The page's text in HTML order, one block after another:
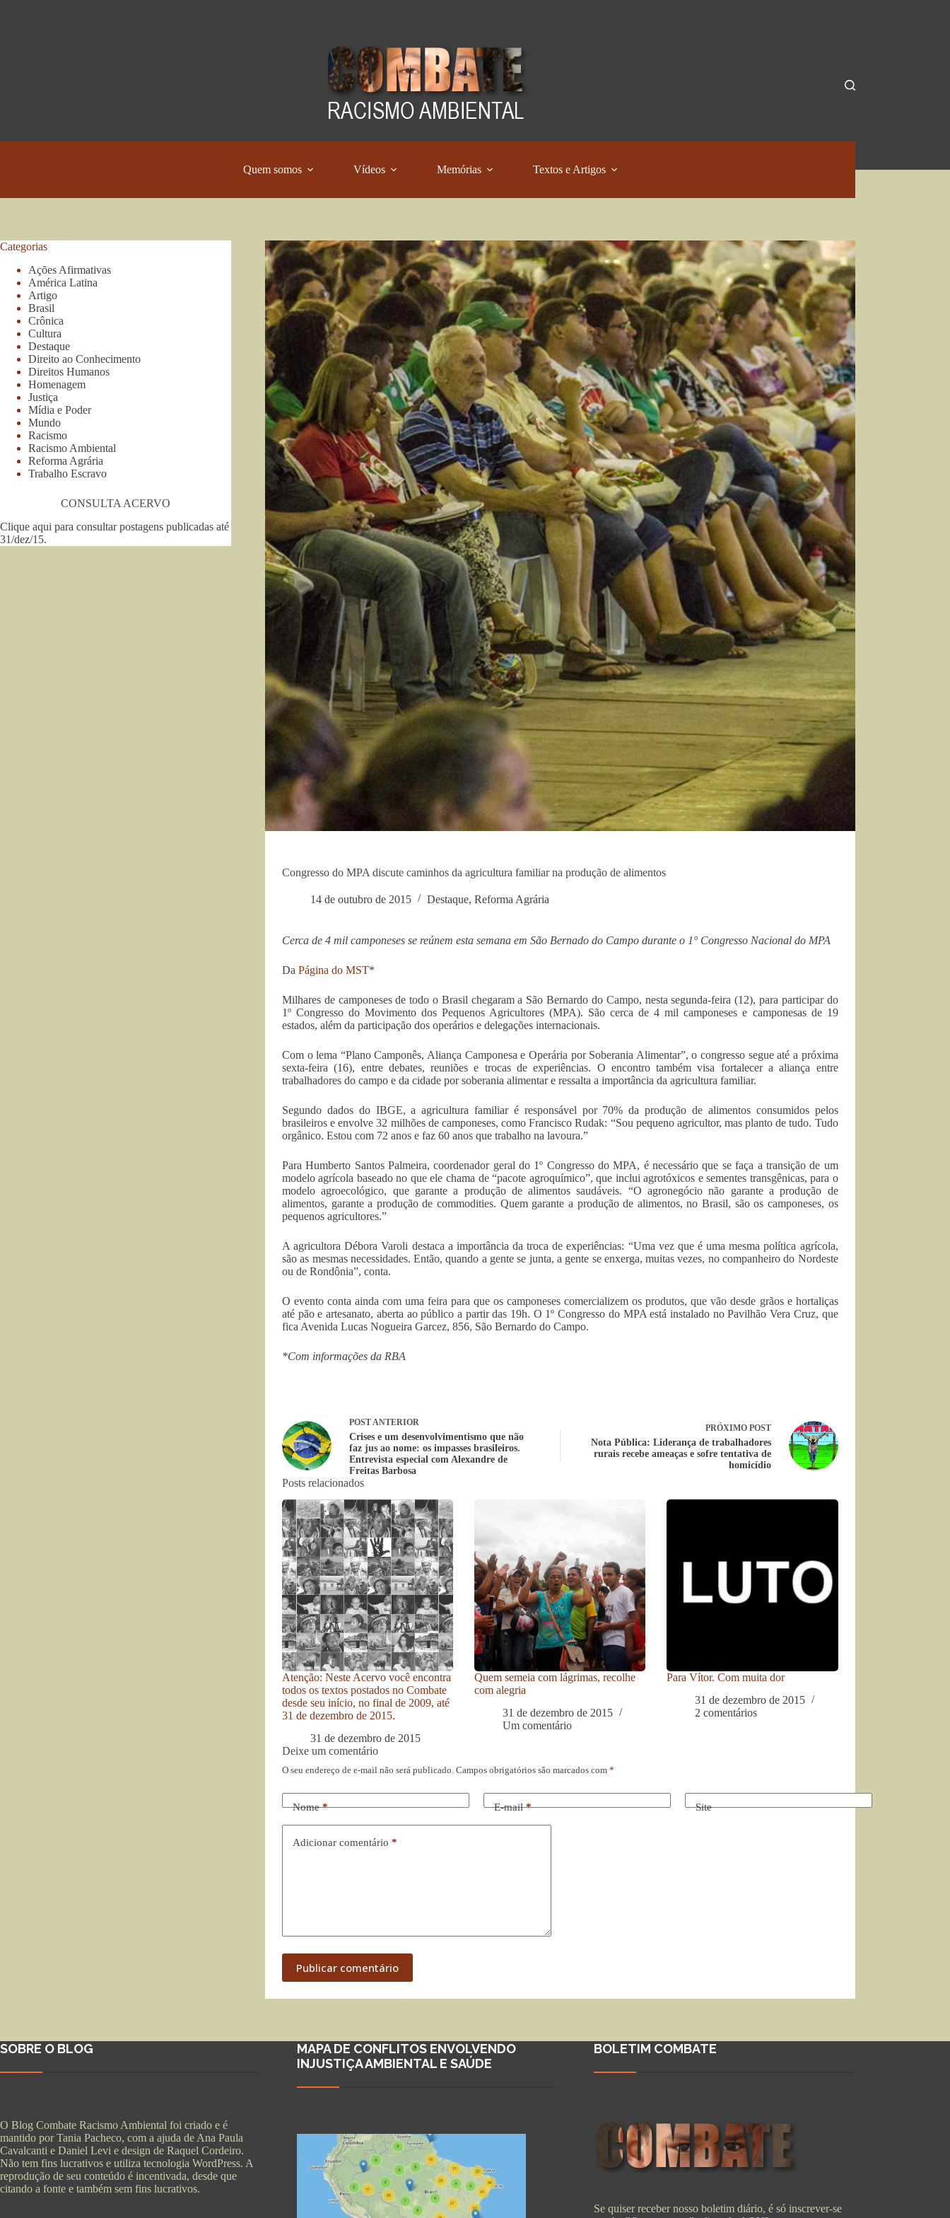
Quem somos Vídeos Memórias Textos e Artigos
Congresso do MPA discute caminhos da agricultura familiar na produção de alimentos
14 de outubro de 2015 Destaque, Reforma Agrária
Cerca de 4 mil camponeses se reúnem esta semana em São Bernado do Campo durante o 1° Congresso Nacional do MPA
Da Página do MST*
Milhares de camponeses de todo o Brasil chegaram a São Bernardo do Campo, nesta segunda-feira (12), para participar do
1º Congresso do Movimento dos Pequenos Agricultores (MPA). São cerca de 4 mil camponeses e camponesas de 19
estados, além da participação dos operários e delegações internacionais.
Com o lema “Plano Camponês, Aliança Camponesa e Operária por Soberania Alimentar”, o congresso segue até a próxima
sexta-feira (16), entre debates, reuniões e trocas de experiências. O encontro também visa fortalecer a aliança entre
trabalhadores do campo e da cidade por soberania alimentar e ressalta a importância da agricultura familiar.
Segundo dados do IBGE, a agricultura familiar é responsável por 70% da produção de alimentos consumidos pelos
brasileiros e envolve 32 milhões de camponeses, como Francisco Rudak: “Sou pequeno agricultor, mas planto de tudo. Tudo
orgânico. Estou com 72 anos e faz 60 anos que trabalho na lavoura.”
Para Humberto Santos Palmeira, coordenador geral do 1º Congresso do MPA, é necessário que se faça a transição de um
modelo agrícola baseado no que ele chama de “pacote agroquímico”, que inclui agrotóxicos e sementes transgênicas, para o
modelo agroecológico, que garante a produção de alimentos saudáveis. “O agronegócio não garante a produção de
alimentos, garante a produção de commodities. Quem garante a produção de alimentos, no Brasil, são os camponeses, os
pequenos agricultores.”
A agricultora Débora Varoli destaca a importância da troca de experiências: “Uma vez que é uma mesma política agrícola,
são as mesmas necessidades. Então, quando a gente se junta, a gente se enxerga, muitas vezes, no companheiro do Nordeste
ou de Rondônia”, conta.
O evento conta ainda com uma feira para que os camponeses comercializem os produtos, que vão desde grãos e hortaliças
até pão e artesanato, aberta ao público a partir das 19h. O 1º Congresso do MPA está instalado no Pavilhão Vera Cruz, que
fica Avenida Lucas Nogueira Garcez, 856, São Bernardo do Campo.
*Com informações da RBA
POSTANTERIOR
Crises e um desenvolvimentismo que não
faz jus ao nome: os impasses brasileiros.
Entrevista especial com Alexandre de
Freitas Barbosa
PRÓXIMO POST
Nota Pública: Liderança de trabalhadores
rurais recebe ameaças e sofre tentativa de
homicídio
Posts relacionados
Atenção: Neste Acervo você encontra
todos os textos postados no Combate
desde seu início, no final de 2009, até
31 de dezembro de 2015.
31 de dezembro de 2015
Quem semeia com lágrimas, recolhe
com alegria
31 de dezembro de 2015
Um comentário
Para Vítor. Com muita dor
31 de dezembro de 2015
2 comentários
Deixe um comentário
O seu endereço de e-mail não será publicado. Campos obrigatórios são marcados com *
Nome* E-mail* Site
Adicionar comentário *
Publicar comentário
Categorias
Ações Afirmativas
América Latina
Artigo
Brasil
Crônica
Cultura
Destaque
Direito ao Conhecimento
Direitos Humanos
Homenagem
Justiça
Mídia e Poder
Mundo
Racismo
Racismo Ambiental
Reforma Agrária
Trabalho Escravo
CONSULTA ACERVO
Clique aqui para consultar postagens publicadas até
31/dez/15.
SOBRE O BLOG
O Blog Combate Racismo Ambiental foi criado e é
mantido por Tania Pacheco, com a ajuda de Ana Paula
Cavalcanti e Daniel Levi e design de Raquel Cordeiro.
Não tem fins lucrativos e utiliza tecnologia WordPress. A
reprodução de seu conteúdo é incentivada, desde que
citando a fonte e também sem fins lucrativos.
MAPA DE CONFLITOS ENVOLVENDO
INJUSTIÇA AMBIENTAL E SAÚDE
BOLETIM COMBATE
Se quiser receber nosso boletim diário, é só inscrever-se